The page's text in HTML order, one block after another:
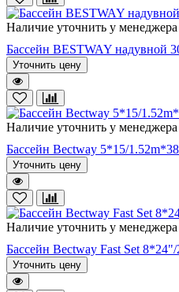
Наличие уточнить у менеджера
Бассейн BESTWAY надувной
Уточнить цену
Наличие уточнить у менеджера
Бассейн Bectway 5*15/
Уточнить цену
Наличие уточнить у менеджера
Бассейн Bectway Fast Set
Уточнить цену